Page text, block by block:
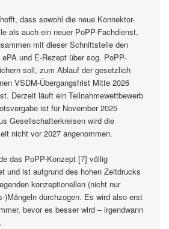
dass sowohl die neue Konnektor-
als auch ein neuer PoPP-Fachdienst,
mit dieser Schnittstelle den
und E-Rezept über sog. PoPP-
soll, zum Ablauf der gesetzlich
VSDM-Übergangsfrist Mitte 2026
Derzeit läuft ein Teilnahmewettbewerb
ist für November 2025
Gesellschafterkreisen wird die
nicht vor 2027 angenommen.
das PoPP-Konzept [7] völlig
und ist aufgrund des hohen Zeitdrucks
konzeptionellen (nicht nur
)Mängeln durchzogen. Es wird also erst
bevor es besser wird – irgendwann